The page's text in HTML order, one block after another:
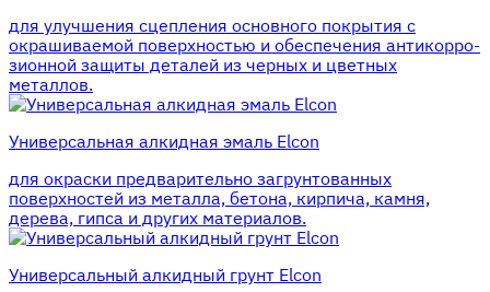
для улучшения сцепления основного покрытия с
окрашиваемой поверхностью и обеспечения антикорро-
зионной защиты деталей из черных и цветных
металлов.
Универсальная алкидная эмаль Elcon
для окраски предварительно загрунтованных
поверхностей из металла, бетона, кирпича, камня,
дерева, гипса и других материалов.
Универсальный алкидный грунт Elcon